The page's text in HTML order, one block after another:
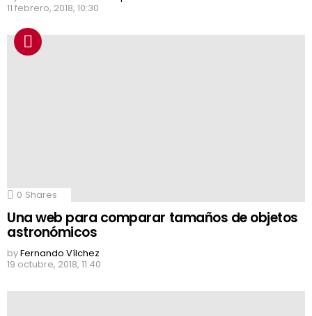
11 febrero, 2018, 10:30
0 Shares
Una web para comparar tamaños de objetos
astronómicos
byFernando Vílchez
19 octubre, 2018, 11:40